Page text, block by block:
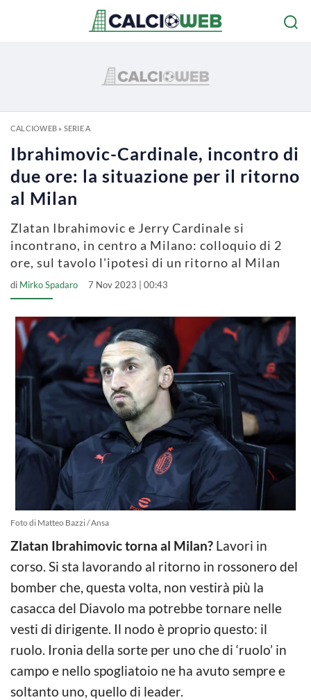
CALCIOWEB» SERIE A
Ibrahimovic-Cardinale, incontro di
due ore: la situazione per il ritorno
al Milan
Zlatan Ibrahimovic e Jerry Cardinale si
incontrano, in centro a Milano: colloquio di 2
ore, sul tavolo l'ipotesi di un ritorno al Milan
di Mirko Spadaro 7 Nov 2023 | 00:43
Foto di Matteo Bazzi / Ansa
Zlatan Ibrahimovic torna al Milan? Lavori in
corso. Si sta lavorando al ritorno in rossonero del
bomber che, questa volta, non vestirà più la
casacca del Diavolo ma potrebbe tornare nelle
vesti di dirigente. Il nodo è proprio questo: il
ruolo. Ironia della sorte per uno che di ‘ruolo’ in
campo e nello spogliatoio ne ha avuto sempre e
soltanto uno, quello di leader.